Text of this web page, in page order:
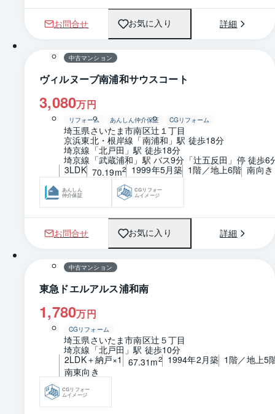
お問合せ お気に入り 詳細
1 / 0 間取り
中古マンション
ヴィルヌーブ南浦和サウスコート
3,080万円
リフォーム あんしん仲介保証 CGリフォーム
埼玉県さいたま市南区辻１丁目
京浜東北・根岸線「南浦和」駅 徒歩18分
埼京線「北戸田」駅 徒歩18分
埼京線「武蔵浦和」駅 バス9分「辻五反田」停 徒歩6
3LDK 70.19m2 1999年5月築 1階／地上6階 南向き
あんしん
仲介保証
CGリフォー
ムイメージ
お問合せ お気に入り 詳細
1 / 0 間取り
中古マンション
東急ドエルアルス浦和南
1,780万円
CGリフォーム
埼玉県さいたま市南区辻５丁目
埼京線「北戸田」駅 徒歩10分
2LDK＋納戸×1
67.31m2 1994年2月築 1階／地上5
南東向き
CGリフォー
ムイメージ